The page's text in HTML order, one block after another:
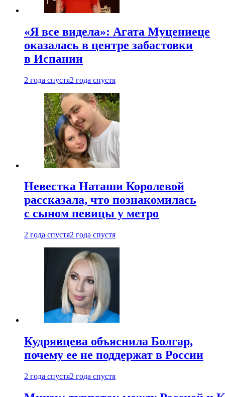
«Я все видела»: Агата Муцениеце
оказалась в центре забастовки
в Испании
2 года спустя2 года спустя
Невестка Наташи Королевой
рассказала, что познакомилась
с сыном певицы у метро
2 года спустя2 года спустя
Кудрявцева объяснила Болгар,
почему ее не поддержат в России
2 года спустя2 года спустя